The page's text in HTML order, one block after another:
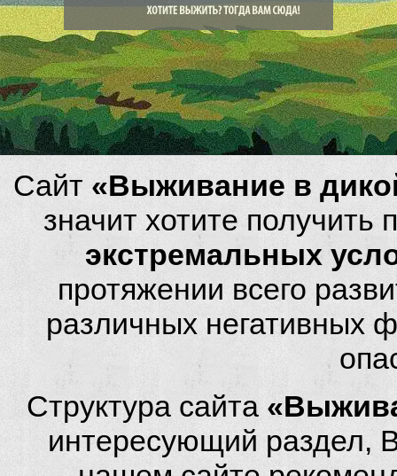
Сайт «Выживание в
значит хотите
экстремальных
протяжении всего
различных негативных
Структура сайта
интересующий раздел,